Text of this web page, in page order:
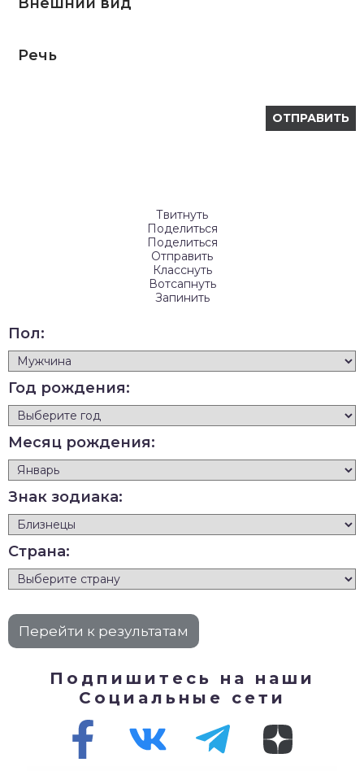
Внешний вид
Речь
Твитнуть
Поделиться
Поделиться
Отправить
Класснуть
Вотсапнуть
Запинить
Пол:
Год рождения:
Месяц рождения:
Знак зодиака:
Страна:
Подпишитесь на наши
Социальные сети